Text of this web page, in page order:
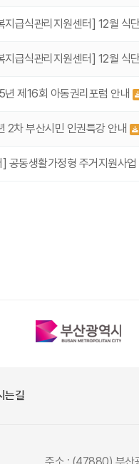
지급식관리지원센터] 12월 식
지급식관리지원센터] 12월 식
제16회 아동권리포럼 안내
2차 부산시민 인권특강 안내
공동생활가정형 주거지원사업
는길